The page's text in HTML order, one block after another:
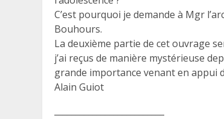
C’est pourquoi je demande à Mgr
Bouhours.
La deuxième partie de cet ouvrage
j’ai reçus de manière mystérieuse
grande importance venant en appui
Alain Guiot